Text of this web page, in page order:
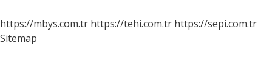
https://mbys.com.tr https://tehi.com.tr https://sepi.com.tr
Sitemap